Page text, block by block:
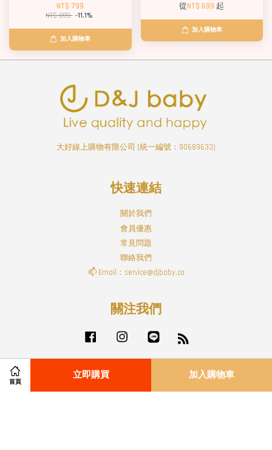
首頁
立即購買 加入購物車
NT$ 799
NT$ 899 -11.1%
加入購物車
從NT$ 699 起
加入購物車
大好線上購物有限公司 (統一編號：90689633)
快速連結
關於我們
會員優惠
常見問題
聯絡我們
📫 Email：service@djbaby.co
關注我們
Facebook Instagram